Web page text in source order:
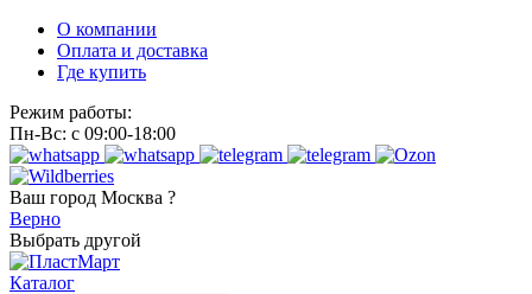
О компании
Оплата и доставка
Где купить
Режим работы:
Пн-Вс: с 09:00-18:00
Ваш город Москва ?
Верно
Выбрать другой
Каталог